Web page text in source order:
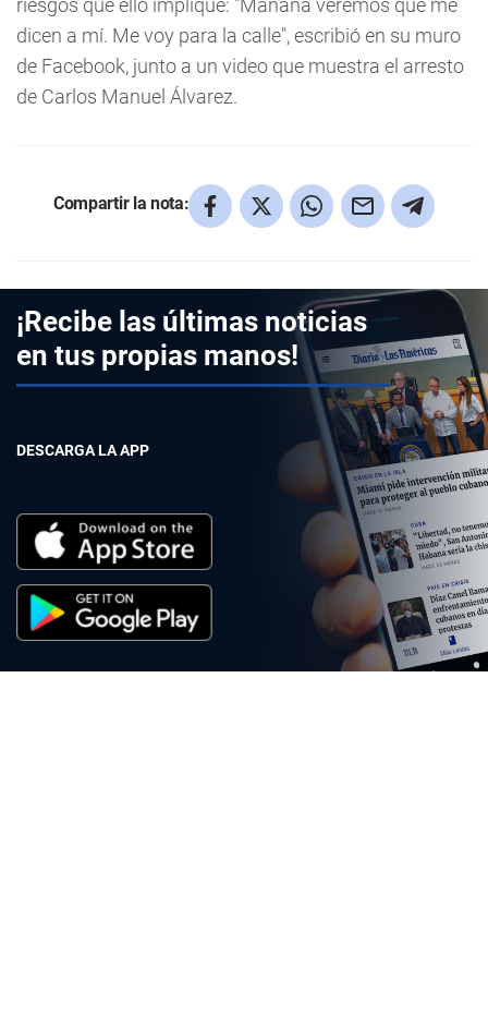
riesgos que ello implique: "Mañana veremos qué me
dicen a mí. Me voy para la calle", escribió en su muro
de Facebook, junto a un video que muestra el arresto
de Carlos Manuel Álvarez.
Compartir la nota:
¡Recibe las últimas noticias
en tus propias manos!
DESCARGA LA APP